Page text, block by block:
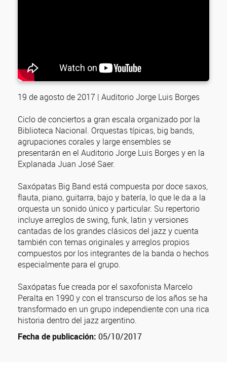
19 de agosto de 2017 | Auditorio Jorge Luis Borges
Ciclo de conciertos a gran escala organizado por la
Biblioteca Nacional. Orquestas típicas, big bands,
agrupaciones corales y large ensembles se
presentarán en el Auditorio Jorge Luis Borges y en la
Explanada Juan José Saer.
Saxópatas Big Band está compuesta por doce saxos,
flauta, piano, guitarra, bajo y batería, lo que le da a la
orquesta un sonido único y particular. Su repertorio
incluye arreglos de swing, funk, latin y versiones
cantadas de los grandes clásicos del jazz y cuenta
también con temas originales y arreglos propios
compuestos por los integrantes de la banda o hechos
especialmente para el grupo.
Saxópatas fue creada por el saxofonista Marcelo
Peralta en 1990 y con el transcurso de los años se ha
transformado en un grupo independiente con una rica
historia dentro del jazz argentino.
Fecha de publicación: 05/10/2017